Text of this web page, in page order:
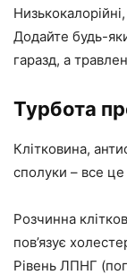
Додайте будь-
гаразд, а
Турбота
Клітковина,
сполуки – все
Розчинна
пов’язує
Рівень ЛПНГ